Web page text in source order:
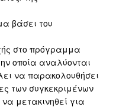
βάσει του
στο πρόγραμμα
οποία αναλύονται
να παρακολουθήσει
των συγκεκριμένων
μετακινηθεί για